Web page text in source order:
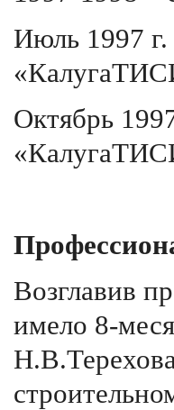
Июль 1997 г.
Октябрь
Возглавив
имело 8-